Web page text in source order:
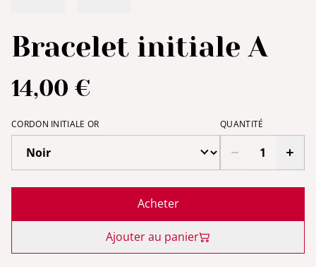
Bracelet initiale A
14,00 €
CORDON INITIALE OR QUANTITÉ
Acheter
Ajouter au panier